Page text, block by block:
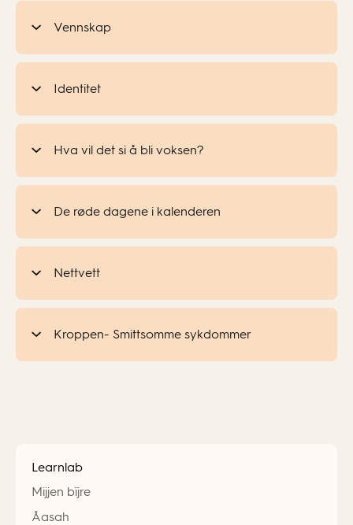
Vennskap
Identitet
Hva vil det si å bli voksen?
De røde dagene i kalenderen
Nettvett
Kroppen- Smittsomme sykdommer
Learnlab
Mijjen bïjre
Åasah